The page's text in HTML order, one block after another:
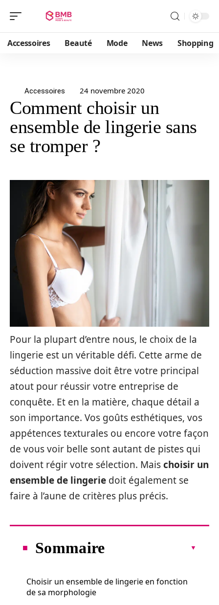
Accessoires Beauté Mode News Shopping
Accessoires 24 novembre 2020
Comment choisir un
ensemble de lingerie sans
se tromper ?
Pour la plupart d’entre nous, le choix de la
lingerie est un véritable défi. Cette arme de
séduction massive doit être votre principal
atout pour réussir votre entreprise de
conquête. Et en la matière, chaque détail a
son importance. Vos goûts esthétiques, vos
appétences texturales ou encore votre façon
de vous voir belle sont autant de pistes qui
doivent régir votre sélection. Maischoisir un
ensemble de lingerie doit également se
faire à l’aune de critères plus précis.
Sommaire
Choisir un ensemble de lingerie en fonction
de sa morphologie